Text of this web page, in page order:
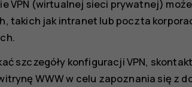
VPN (wirtualnej sieci prywatnej)
takich jak intranet lub poczta
szczegóły konfiguracji VPN,
WWW w celu zapoznania się z